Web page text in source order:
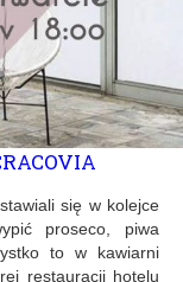
się w kolejce
proseco, piwa
to w kawiarni
restauracji hotelu